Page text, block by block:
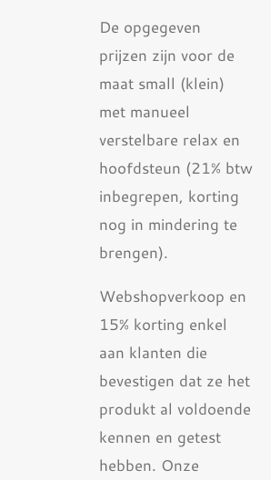
De opgegeven
prijzen zijn voor de
maat small (klein)
met manueel
verstelbare relax en
hoofdsteun (21% btw
inbegrepen, korting
nog in mindering te
brengen).
Webshopverkoop en
15% korting enkel
aan klanten die
bevestigen dat ze het
produkt al voldoende
kennen en getest
hebben. Onze